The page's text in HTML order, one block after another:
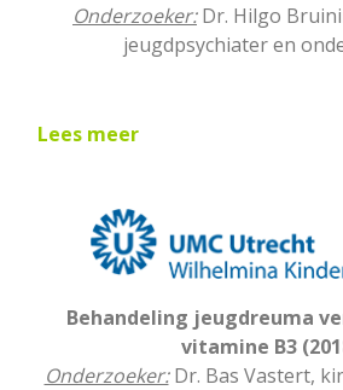
Onderzoeker:Dr. Hilgo
jeugdpsychiater en
Lees meer
Behandeling jeugdreuma
vitamine B3
Onderzoeker:Dr. Bas Vastert,